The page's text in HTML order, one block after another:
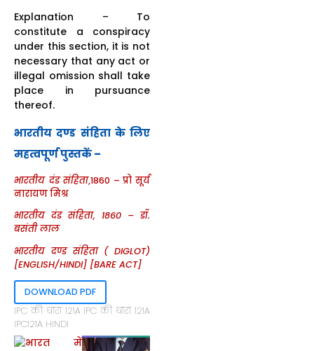
Explanation – To
constitute a conspiracy
under this section, it is not
necessary that any act or
illegal omission shall take
place in pursuance
thereof.
भारतीय दण्ड संहिता के लिए
महत्वपूर्ण पुस्तकें –
भारतीय दंड संहिता,1860 – प्रो सूर्य
नारायण मिश्र
भारतीय दंड संहिता, 1860 – डॉ.
बसंती लाल
भारतीय दण्ड संहिता ( DIGLOT)
[ENGLISH/HINDI] [BARE ACT]
DOWNLOAD PDF
IPC की धारा 121A IPC की धारा 121A
IPC121A HINDI